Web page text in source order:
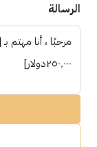
الرسالة